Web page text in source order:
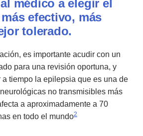
médico a elegir el
efectivo, más
tolerado.
es importante acudir con un
para una revisión oportuna, y
tiempo la epilepsia que es una de
no transmisibles más
a aproximadamente a 70
en todo el mundo2